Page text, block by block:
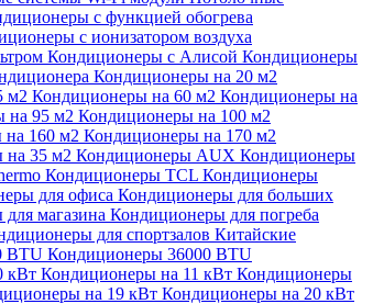
с функцией обогрева
с ионизатором воздуха
Кондиционеры с Алисой Кондиционеры
Кондиционеры на 20 м2
м2 Кондиционеры на 60 м2 Кондиционеры на
на 95 м2 Кондиционеры на 100 м2
160 м2 Кондиционеры на 170 м2
на 35 м2 Кондиционеры AUX Кондиционеры
Кондиционеры TCL Кондиционеры
для офиса Кондиционеры для больших
магазина Кондиционеры для погреба
для спортзалов Китайские
BTU Кондиционеры 36000 BTU
кВт Кондиционеры на 11 кВт Кондиционеры
на 19 кВт Кондиционеры на 20 кВт